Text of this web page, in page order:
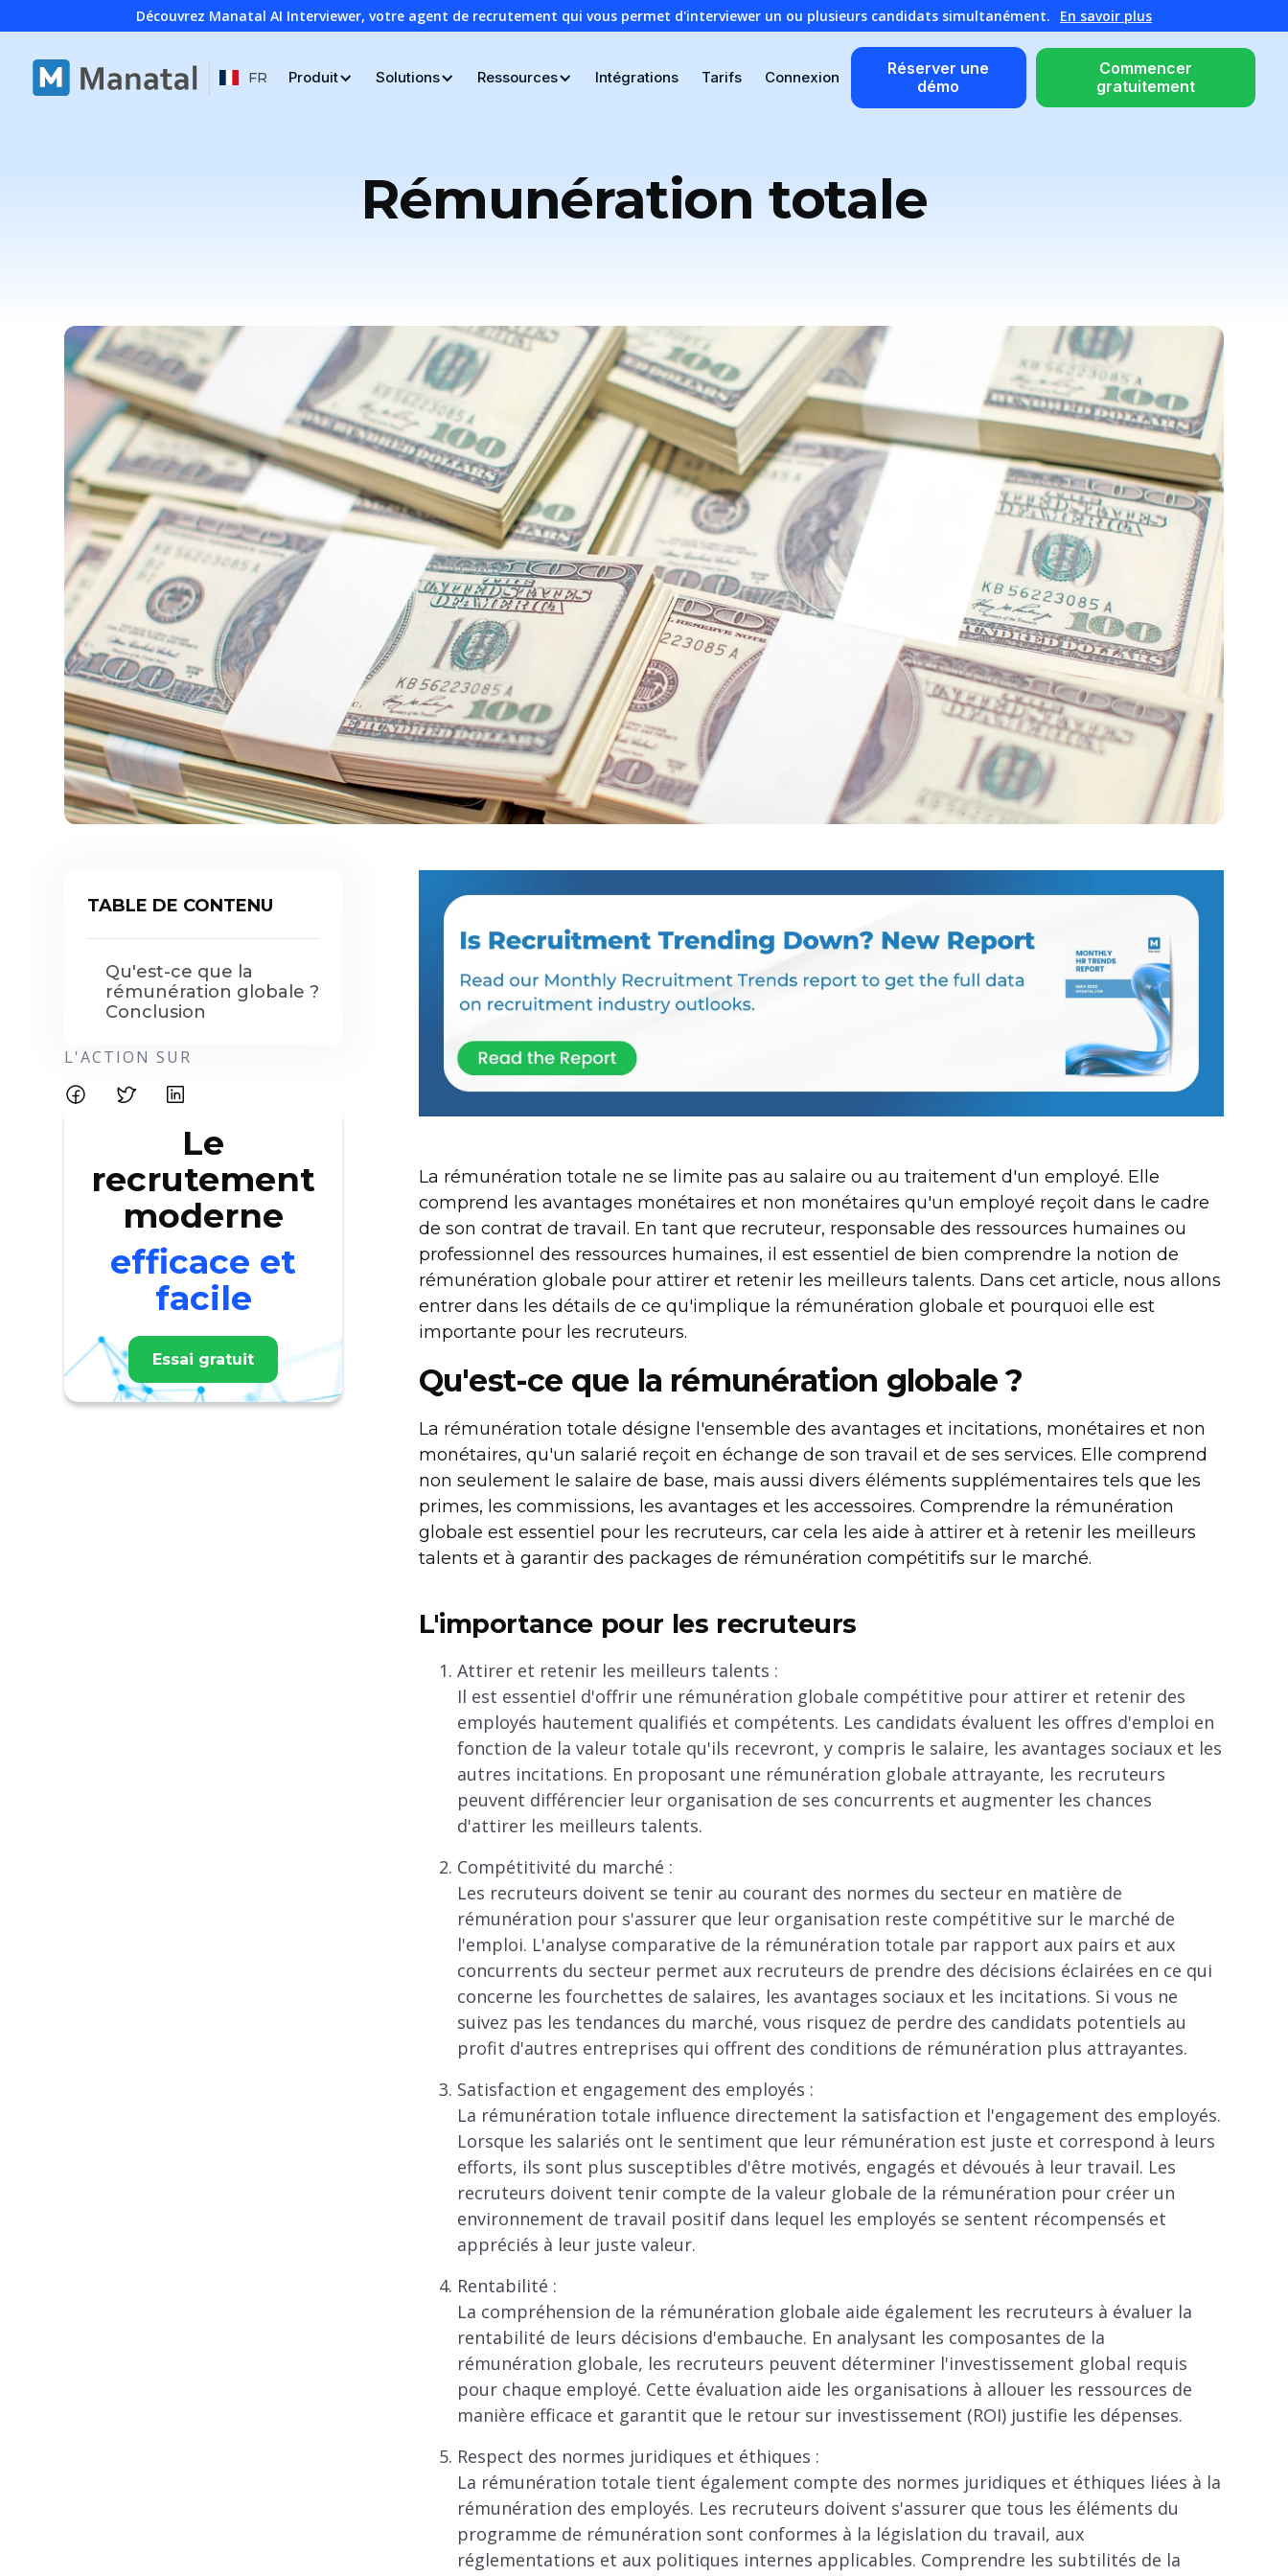
Découvrez Manatal AI Interviewer, votre agent de recrutement qui vous permet d'interviewer un ou plusieurs candidats simultanément. En savoir plus
FR Produit Solutions Ressources Intégrations Tarifs Connexion
Réserver une
démo
Commencer
gratuitement
Rémunération totale
TABLE DE CONTENU
Qu'est-ce que la
rémunération globale ?
Conclusion
L'ACTION SUR
Le
recrutement
moderne
efficace et
facile
Essai gratuit
La rémunération totale ne se limite pas au salaire ou au traitement d'un employé. Elle
comprend les avantages monétaires et non monétaires qu'un employé reçoit dans le cadre
de son contrat de travail. En tant que recruteur, responsable des ressources humaines ou
professionnel des ressources humaines, il est essentiel de bien comprendre la notion de
rémunération globale pour attirer et retenir les meilleurs talents. Dans cet article, nous allons
entrer dans les détails de ce qu'implique la rémunération globale et pourquoi elle est
importante pour les recruteurs.
Qu'est-ce que la rémunération globale ?
La rémunération totale désigne l'ensemble des avantages et incitations, monétaires et non
monétaires, qu'un salarié reçoit en échange de son travail et de ses services. Elle comprend
non seulement le salaire de base, mais aussi divers éléments supplémentaires tels que les
primes, les commissions, les avantages et les accessoires. Comprendre la rémunération
globale est essentiel pour les recruteurs, car cela les aide à attirer et à retenir les meilleurs
talents et à garantir des packages de rémunération compétitifs sur le marché.
L'importance pour les recruteurs
Attirer et retenir les meilleurs talents :
Il est essentiel d'offrir une rémunération globale compétitive pour attirer et retenir des
employés hautement qualifiés et compétents. Les candidats évaluent les offres d'emploi en
fonction de la valeur totale qu'ils recevront, y compris le salaire, les avantages sociaux et les
autres incitations. En proposant une rémunération globale attrayante, les recruteurs
peuvent différencier leur organisation de ses concurrents et augmenter les chances
d'attirer les meilleurs talents.
Compétitivité du marché :
Les recruteurs doivent se tenir au courant des normes du secteur en matière de
rémunération pour s'assurer que leur organisation reste compétitive sur le marché de
l'emploi. L'analyse comparative de la rémunération totale par rapport aux pairs et aux
concurrents du secteur permet aux recruteurs de prendre des décisions éclairées en ce qui
concerne les fourchettes de salaires, les avantages sociaux et les incitations. Si vous ne
suivez pas les tendances du marché, vous risquez de perdre des candidats potentiels au
profit d'autres entreprises qui offrent des conditions de rémunération plus attrayantes.
Satisfaction et engagement des employés :
La rémunération totale influence directement la satisfaction et l'engagement des employés.
Lorsque les salariés ont le sentiment que leur rémunération est juste et correspond à leurs
efforts, ils sont plus susceptibles d'être motivés, engagés et dévoués à leur travail. Les
recruteurs doivent tenir compte de la valeur globale de la rémunération pour créer un
environnement de travail positif dans lequel les employés se sentent récompensés et
appréciés à leur juste valeur.
Rentabilité :
La compréhension de la rémunération globale aide également les recruteurs à évaluer la
rentabilité de leurs décisions d'embauche. En analysant les composantes de la
rémunération globale, les recruteurs peuvent déterminer l'investissement global requis
pour chaque employé. Cette évaluation aide les organisations à allouer les ressources de
manière efficace et garantit que le retour sur investissement (ROI) justifie les dépenses.
Respect des normes juridiques et éthiques :
La rémunération totale tient également compte des normes juridiques et éthiques liées à la
rémunération des employés. Les recruteurs doivent s'assurer que tous les éléments du
programme de rémunération sont conformes à la législation du travail, aux
réglementations et aux politiques internes applicables. Comprendre les subtilités de la